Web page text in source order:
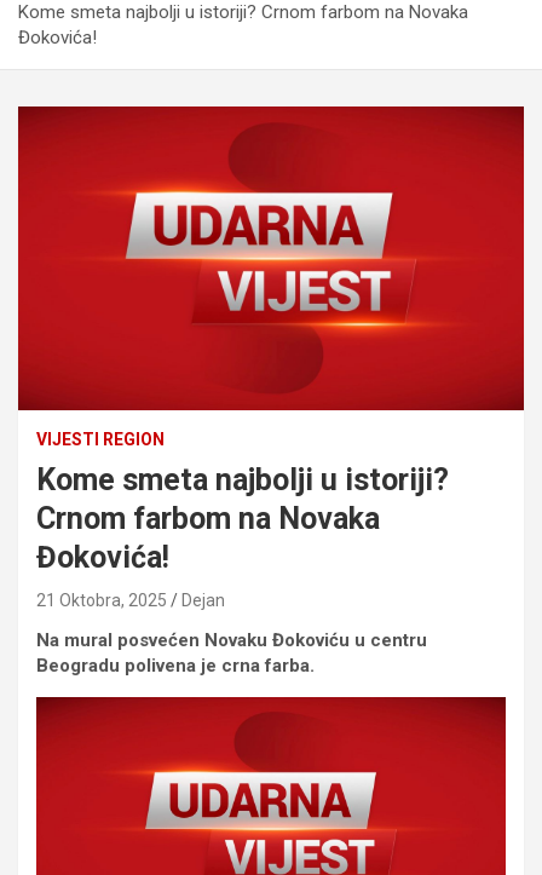
Kome smeta najbolji u istoriji? Crnom farbom na Novaka
Đokovića!
VIJESTI REGION
Kome smeta najbolji u istoriji?
Crnom farbom na Novaka
Đokovića!
21 Oktobra, 2025 Dejan
Na mural posvećen Novaku Đokoviću u centru
Beogradu polivena je crna farba.